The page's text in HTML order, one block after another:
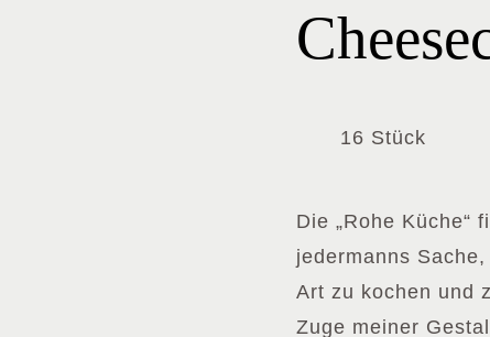
16 Stück
Die „Rohe Küche“
jedermanns
Art zu kochen und
Zuge meiner